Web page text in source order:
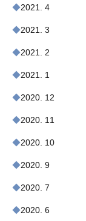
2021. 4
2021. 3
2021. 2
2021. 1
2020. 12
2020. 11
2020. 10
2020. 9
2020. 7
2020. 6